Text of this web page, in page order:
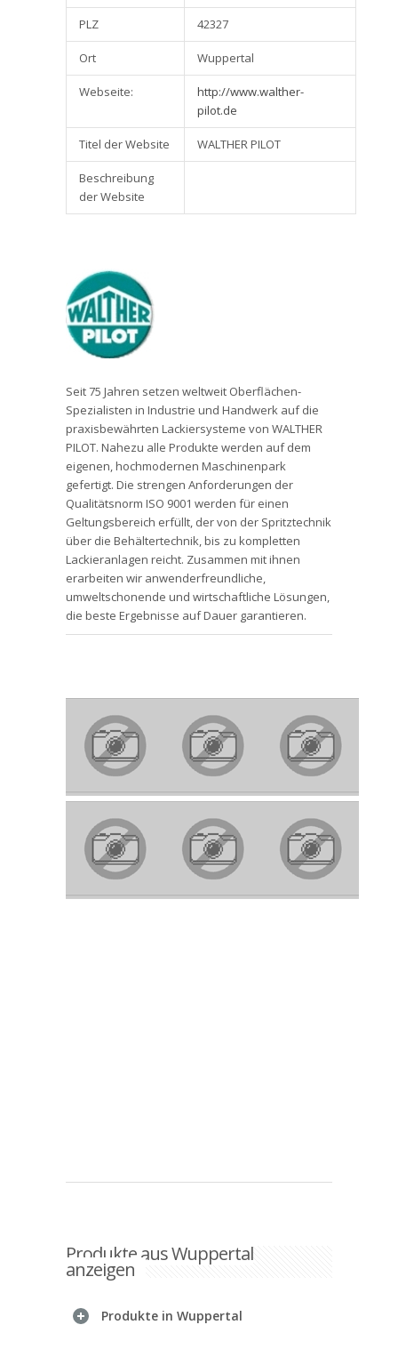
PLZ 42327
Ort Wuppertal
Webseite:
http://www.walther-
pilot.de
Titel der Website WALTHER PILOT
Beschreibung
der Website
Seit 75 Jahren setzen weltweit Oberflächen-
Spezialisten in Industrie und Handwerk auf die
praxisbewährten Lackiersysteme von WALTHER
PILOT. Nahezu alle Produkte werden auf dem
eigenen, hochmodernen Maschinenpark
gefertigt. Die strengen Anforderungen der
Qualitätsnorm ISO 9001 werden für einen
Geltungsbereich erfüllt, der von der Spritztechnik
über die Behältertechnik, bis zu kompletten
Lackieranlagen reicht. Zusammen mit ihnen
erarbeiten wir anwenderfreundliche,
umweltschonende und wirtschaftliche Lösungen,
die beste Ergebnisse auf Dauer garantieren.
Produkte aus Wuppertal
anzeigen
Produkte in Wuppertal